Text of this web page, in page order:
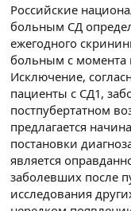
Российские
больным СД
ежегодного
больным с момента
Исключение,
пациенты с СД1,
постпубертатном
предлагается
постановки
является
заболевших после
исследования